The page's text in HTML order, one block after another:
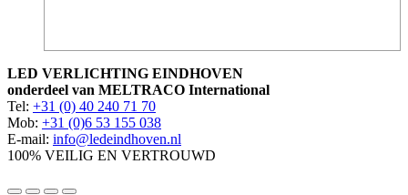
LED VERLICHTING EINDHOVEN
onderdeel van MELTRACO International
Tel: +31 (0) 40 240 71 70
Mob: +31 (0)6 53 155 038
E-mail: info@ledeindhoven.nl
100% VEILIG EN VERTROUWD